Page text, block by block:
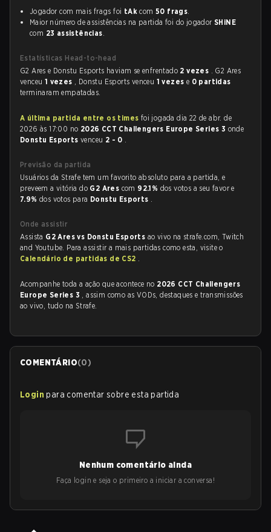
Jogador com mais frags foi tAk com50 frags.
Maior número de assistências na partida foi do jogador SHiNE
com 23 assistências.
Estatísticas Head-to-head
G2 Ares e Donstu Esports haviam se enfrentado 2 vezes . G2 Ares
venceu 1 vezes , Donstu Esports venceu 1 vezes e 0 partidas
terminaram empatadas.
A última partida entre os times foi jogada dia 22 de abr. de
2026 às 17:00 no 2026 CCT Challengers Europe Series 3 onde
Donstu Esports venceu 2 - 0 .
Previsão da partida
Usuários da Strafe tem um favorito absoluto para a partida, e
preveem a vitória do G2 Ares com 92.1% dos votos a seu favor e
7.9% dos votos para Donstu Esports .
Onde assistir
Assista G2 Ares vs Donstu Esports ao vivo na strafe.com, Twitch
and Youtube. Para assistir a mais partidas como esta, visite o
Calendário de partidas de CS2 .
Acompanhe toda a ação que acontece no 2026 CCT Challengers
Europe Series 3 , assim como as VODs, destaques e transmissões
ao vivo, tudo na Strafe.
COMENTÁRIO(0)
Login para comentar sobre esta partida
Nenhum comentário ainda
Faça login e seja o primeiro a iniciar a conversa!